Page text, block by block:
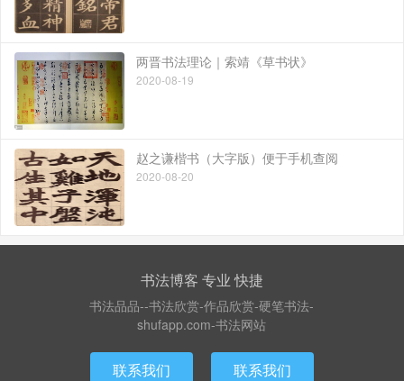
两晋书法理论｜索靖《草书状》
2020-08-19
赵之谦楷书（大字版）便于手机查阅
2020-08-20
书法博客 专业 快捷
书法品品--书法欣赏-作品欣赏-硬笔书法-
shufapp.com-书法网站
联系我们 联系我们